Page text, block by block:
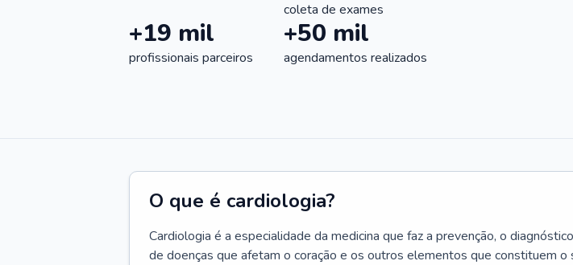
coleta de exames
+19 mil
profissionais parceiros
+50 mil
agendamentos realizados
O que é cardiologia?
Cardiologia é a especialidade da medicina que faz a prevenção, o
de doenças que afetam o coração e os outros elementos que constituem o